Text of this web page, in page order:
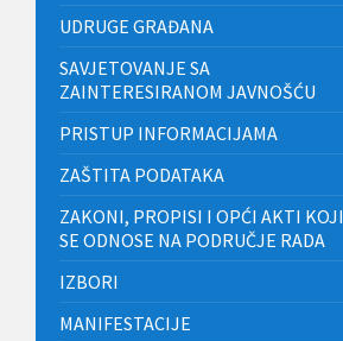
UDRUGE GRAĐANA
SAVJETOVANJE SA
ZAINTERESIRANOM JAVNOŠĆU
PRISTUP INFORMACIJAMA
ZAŠTITA PODATAKA
ZAKONI, PROPISI I OPĆI AKTI KOJI
SE ODNOSE NA PODRUČJE RADA
IZBORI
MANIFESTACIJE